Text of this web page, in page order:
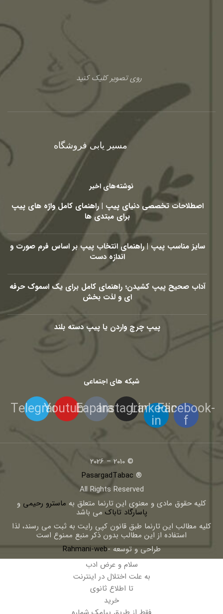
روی تصویر کلیک کنید
مسیر یابی فروشگاه
نوشته‌های اخیر
اصطلاحات تخصصی دنیای پیپ | راهنمای کامل واژه های پیپ
برای مبتدی ها
سایز مناسب پیپ | راهنمای انتخاب پیپ بر اساس فرم صورت و
اندازه دست
آداب صحیح پیپ کشیدن؛ راهنمای کامل برای یک اسموک حرفه
ای و لذت بخش
پیپ چرچ واردن یا پیپ دسته بلند
شبکه های اجتماعی
Facebook-
f
Linkedin-
in
Instagram
Eaparat
Youtube
Telegram
© 2010 – 2026
®
PasargadTabac
All Rights Reserved
كليه حقوق مادی و معنوی اين تارنما متعلق به ماسترو رحیمی و
پاسارگاد تاباک می باشد
کلیه مطالب این تارنما طبق قانون کپی رایت به ثبت می رسند، لذا
استفاده از این مطالب بدون ذکر منبع ممنوع است
طراحی و توسعه -Rahmani-web
سلام و عرض ادب
به علت اختلال در اینترنت
تا اطلاع ثانوی
خرید